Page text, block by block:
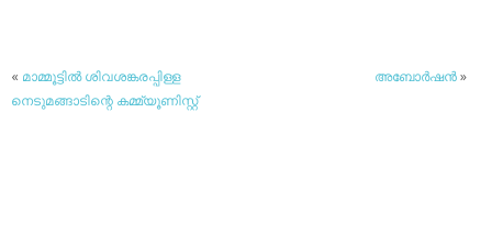
« മാമ്മൂട്ടില്‍ ശിവശങ്കരപ്പിള്ള
നെടുമങ്ങാടിന്റെ കമ്മ്യൂണിസ്റ്റ്
അബോര്‍ഷന്‍»